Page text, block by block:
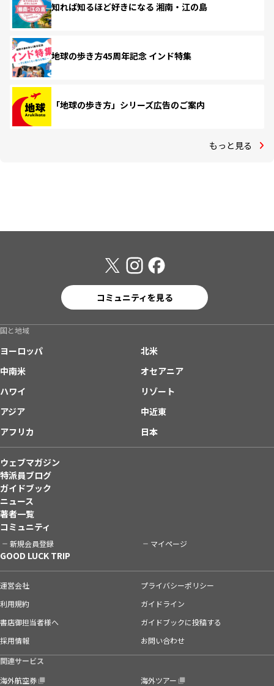
知れば知るほど好きになる 湘南・江の島
地球の歩き方45周年記念 インド特集
「地球の歩き方」シリーズ広告のご案内
もっと見る
コミュニティを見る
国と地域
ヨーロッパ
北米
中南米
オセアニア
ハワイ
リゾート
アジア
中近東
アフリカ
日本
ウェブマガジン
特派員ブログ
ガイドブック
ニュース
著者一覧
コミュニティ
新規会員登録 マイページ
GOOD LUCK TRIP
運営会社
プライバシーポリシー
利用規約
ガイドライン
書店御担当者様へ
ガイドブックに投稿する
採用情報
お問い合わせ
関連サービス
海外航空券
海外ツアー